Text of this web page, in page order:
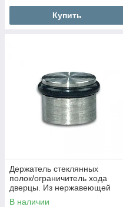
Купить
Держатель стеклянных
полок/ограничитель хода
дверцы. Из нержавеющей
стали.
В наличии